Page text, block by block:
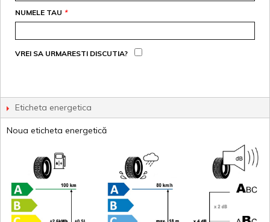
*
NUMELE TAU
VREI SA URMARESTI DISCUTIA?
Eticheta energetica
Noua eticheta energetică